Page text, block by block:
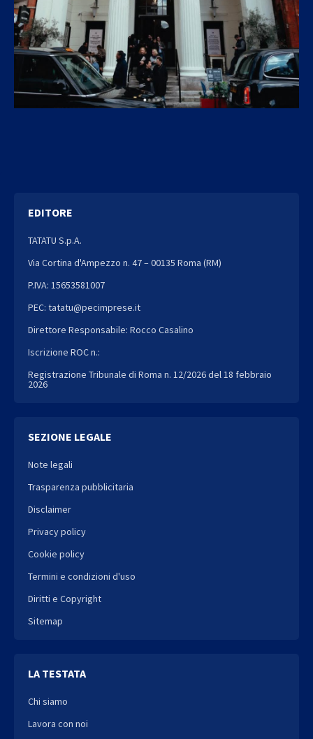
EDITORE
TATATU S.p.A.
Via Cortina d'Ampezzo n. 47 – 00135 Roma (RM)
P.IVA: 15653581007
PEC: tatatu@pecimprese.it
Direttore Responsabile: Rocco Casalino
Iscrizione ROC n.:
Registrazione Tribunale di Roma n. 12/2026 del 18 febbraio
2026
SEZIONE LEGALE
Note legali
Trasparenza pubblicitaria
Disclaimer
Privacy policy
Cookie policy
Termini e condizioni d'uso
Diritti e Copyright
Sitemap
LA TESTATA
Chi siamo
Lavora con noi